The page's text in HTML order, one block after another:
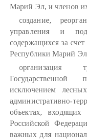
Марий Эл, и членов
создание,
управления и
содержащихся за
Республики Марий
организация
исключением
административно-
объектах,
Российской
важных для